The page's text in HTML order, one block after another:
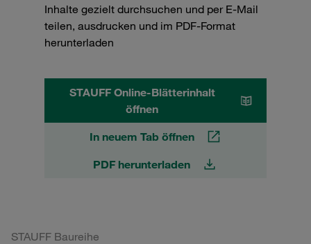
Inhalte gezielt durchsuchen und per E-Mail
teilen, ausdrucken und im PDF-Format
herunterladen
STAUFF Online-Blätterinhalt
öffnen
In neuem Tab öffnen
PDF herunterladen
STAUFF Baureihe